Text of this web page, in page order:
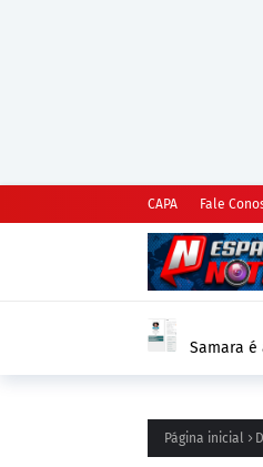
CAPA Fale
Samara
Página inicial